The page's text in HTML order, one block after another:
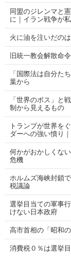
同盟のジレンマと
に｜イラン戦争が
火に油を注いだの
旧統一教会解散命
「国際法は自分た
葉から
「世界のボス」と
制から見えるもの
トランプが世界を
ダーへの強い憤り
何かがおかしくな
危機
ホルムズ海峡封鎖
税議論
選挙目当ての軍事
けない日本政府
高市首相の「昭和
消費税０％は選挙